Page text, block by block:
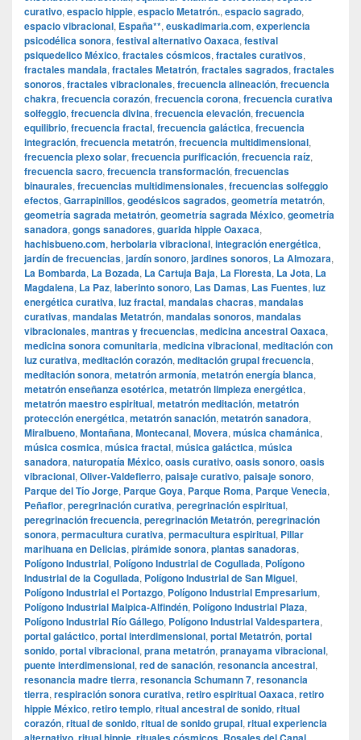
curativo, espacio hippie, espacio Metatrón., espacio sagrado,
espacio vibracional, España**, euskadimaria.com, experiencia
psicodélica sonora, festival alternativo Oaxaca, festival
psiquedelico México, fractales cósmicos, fractales curativos,
fractales mandala, fractales Metatrón, fractales sagrados, fractales
sonoros, fractales vibracionales, frecuencia alineación, frecuencia
chakra, frecuencia corazón, frecuencia corona, frecuencia curativa
solfeggio, frecuencia divina, frecuencia elevación, frecuencia
equilibrio, frecuencia fractal, frecuencia galáctica, frecuencia
integración, frecuencia metatrón, frecuencia multidimensional,
frecuencia plexo solar, frecuencia purificación, frecuencia raíz,
frecuencia sacro, frecuencia transformación, frecuencias
binaurales, frecuencias multidimensionales, frecuencias solfeggio
efectos, Garrapinillos, geodésicos sagrados, geometría metatrón,
geometría sagrada metatrón, geometría sagrada México, geometría
sanadora, gongs sanadores, guarida hippie Oaxaca,
hachisbueno.com, herbolaria vibracional, integración energética,
jardín de frecuencias, jardín sonoro, jardines sonoros, La Almozara,
La Bombarda, La Bozada, La Cartuja Baja, La Floresta, La Jota, La
Magdalena, La Paz, laberinto sonoro, Las Damas, Las Fuentes, luz
energética curativa, luz fractal, mandalas chacras, mandalas
curativas, mandalas Metatrón, mandalas sonoros, mandalas
vibracionales, mantras y frecuencias, medicina ancestral Oaxaca,
medicina sonora comunitaria, medicina vibracional, meditación con
luz curativa, meditación corazón, meditación grupal frecuencia,
meditación sonora, metatrón armonía, metatrón energía blanca,
metatrón enseñanza esotérica, metatrón limpieza energética,
metatrón maestro espiritual, metatrón meditación, metatrón
protección energética, metatrón sanación, metatrón sanadora,
Miralbueno, Montañana, Montecanal, Movera, música chamánica,
música cosmica, música fractal, música galáctica, música
sanadora, naturopatía México, oasis curativo, oasis sonoro, oasis
vibracional, Oliver-Valdefierro, paisaje curativo, paisaje sonoro,
Parque del Tío Jorge, Parque Goya, Parque Roma, Parque Venecia,
Peñaflor, peregrinación curativa, peregrinación espiritual,
peregrinación frecuencia, peregrinación Metatrón, peregrinación
sonora, permacultura curativa, permacultura espiritual, Pillar
marihuana en Delicias, pirámide sonora, plantas sanadoras,
Polígono Industrial, Polígono Industrial de Cogullada, Polígono
Industrial de la Cogullada, Polígono Industrial de San Miguel,
Polígono Industrial el Portazgo, Polígono Industrial Empresarium,
Polígono Industrial Malpica-Alfindén, Polígono Industrial Plaza,
Polígono Industrial Río Gállego, Polígono Industrial Valdespartera,
portal galáctico, portal interdimensional, portal Metatrón, portal
sonido, portal vibracional, prana metatrón, pranayama vibracional,
puente interdimensional, red de sanación, resonancia ancestral,
resonancia madre tierra, resonancia Schumann 7, resonancia
tierra, respiración sonora curativa, retiro espiritual Oaxaca, retiro
hippie México, retiro templo, ritual ancestral de sonido, ritual
corazón, ritual de sonido, ritual de sonido grupal, ritual experiencia